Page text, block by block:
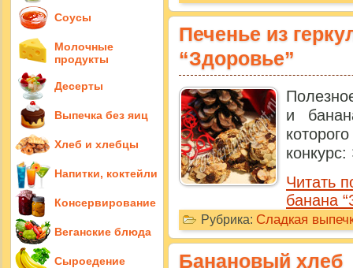
Печенье из
“Здоровье”
и
Читать
банана
Рубрика: Сладкая
Банановый хлеб
Соусы
Молочные
продукты
Десерты
Выпечка без яиц
Хлеб и хлебцы
Напитки, коктейли
Консервирование
Веганские блюда
Сыроедение